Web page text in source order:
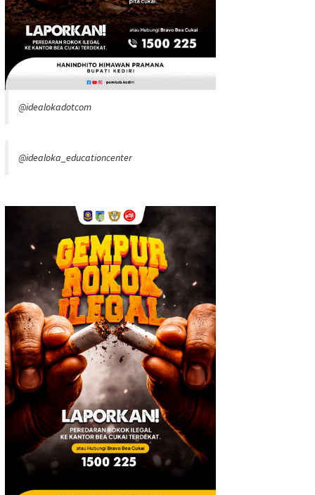
@idealokadotcom
@idealoka_educationcenter